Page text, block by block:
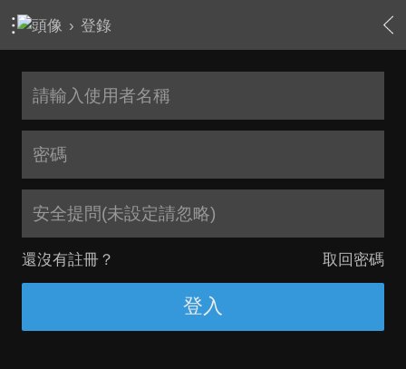
› 登錄
安全提問(未設定請忽略)
還沒有註冊？ 取回密碼
登入